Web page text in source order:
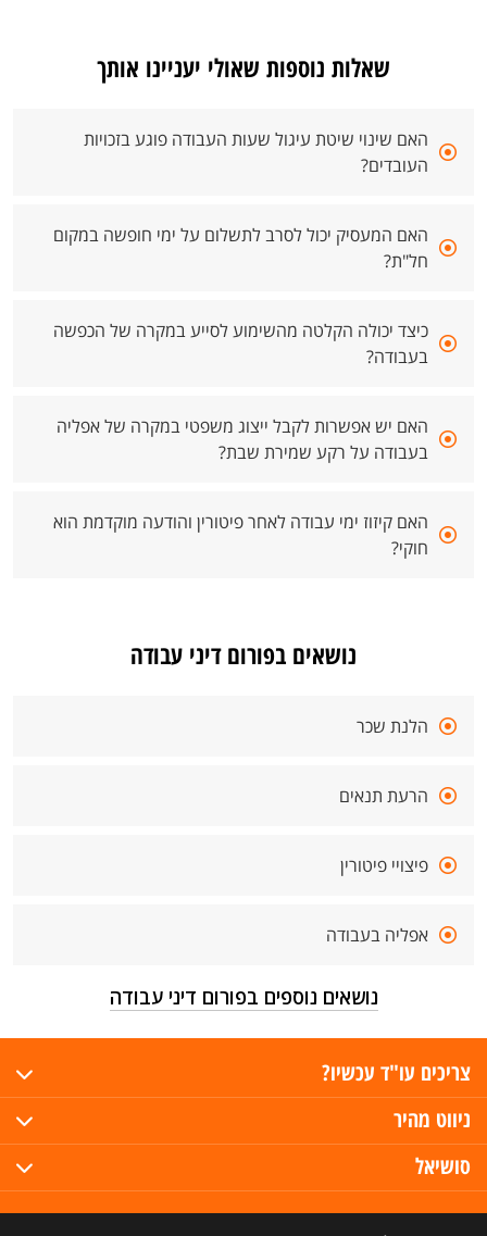
שאלות נוספות שאולי יעניינו אותך
האם שינוי שיטת עיגול שעות העבודה פוגע בזכויות
העובדים?
האם המעסיק יכול לסרב לתשלום על ימי חופשה במקום
חל"ת?
כיצד יכולה הקלטה מהשימוע לסייע במקרה של הכפשה
בעבודה?
האם יש אפשרות לקבל ייצוג משפטי במקרה של אפליה
בעבודה על רקע שמירת שבת?
האם קיזוז ימי עבודה לאחר פיטורין והודעה מוקדמת הוא
חוקי?
נושאים בפורום דיני עבודה
הלנת שכר
הרעת תנאים
פיצויי פיטורין
אפליה בעבודה
נושאים נוספים בפורום דיני עבודה
צריכים עו"ד עכשיו?
ניווט מהיר
סושיאל